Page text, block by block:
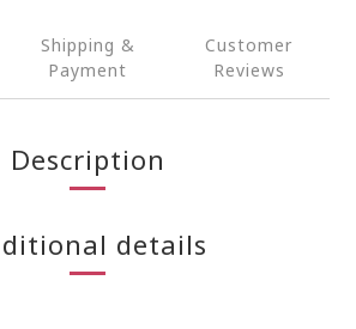
Shipping &
Payment
Customer
Reviews
Description
details